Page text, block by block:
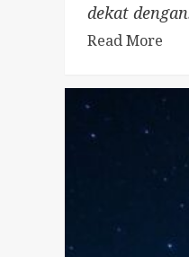
dekat
Read More